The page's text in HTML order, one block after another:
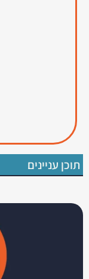
תוכן עניינים